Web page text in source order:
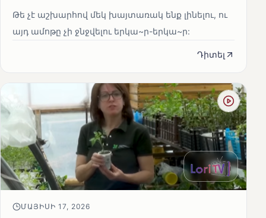
Թե չէ աշխարհով մեկ խայտառակ ենք լինելու, ու
այդ ամոթը չի ջնջվելու երկա~ր-երկա~ր:
Դիտել
ՄԱՅԻՍԻ 17, 2026